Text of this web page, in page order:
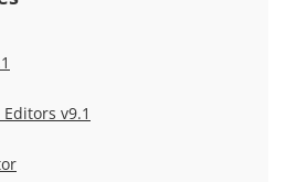
Editors v9.1